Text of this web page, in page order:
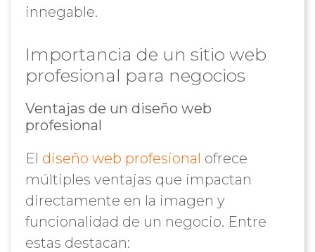
innegable.
Importancia de un sitio web
profesional para negocios
Ventajas de un diseño web
profesional
El diseño web profesional ofrece
múltiples ventajas que impactan
directamente en la imagen y
funcionalidad de un negocio. Entre
estas destacan: